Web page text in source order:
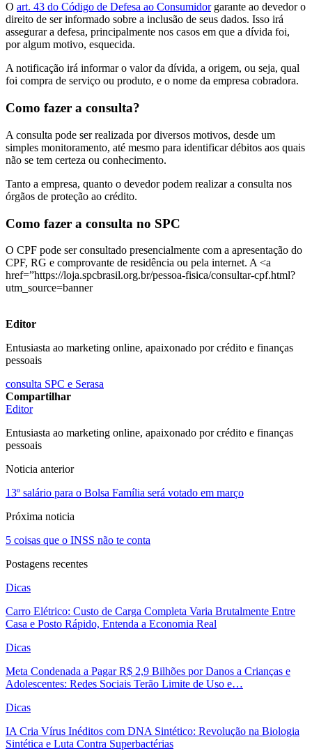
O art. 43 do Código de Defesa ao Consumidorgarante ao devedor o
direito de ser informado sobre a inclusão de seus dados. Isso irá
assegurar a defesa, principalmente nos casos em que a dívida foi,
por algum motivo, esquecida.
A notificação irá informar o valor da dívida, a origem, ou seja, qual
foi compra de serviço ou produto, e o nome da empresa cobradora.
Como fazer a consulta?
A consulta pode ser realizada por diversos motivos, desde um
simples monitoramento, até mesmo para identificar débitos aos quais
não se tem certeza ou conhecimento.
Tanto a empresa, quanto o devedor podem realizar a consulta nos
órgãos de proteção ao crédito.
Como fazer a consulta no SPC
O CPF pode ser consultado presencialmente com a apresentação do
CPF, RG e comprovante de residência ou pela internet. A <a
href=”https://loja.spcbrasil.org.br/pessoa-fisica/consultar-cpf.html?
utm_source=banner
Editor
Entusiasta ao marketing online, apaixonado por crédito e finanças
pessoais
consulta SPC e Serasa
Compartilhar
Editor
Entusiasta ao marketing online, apaixonado por crédito e finanças
pessoais
Noticia anterior
13º salário para o Bolsa Família será votado em março
Próxima noticia
5 coisas que o INSS não te conta
Postagens recentes
Dicas
Carro Elétrico: Custo de Carga Completa Varia Brutalmente Entre
Casa e Posto Rápido, Entenda a Economia Real
Dicas
Meta Condenada a Pagar R$ 2,9 Bilhões por Danos a Crianças e
Adolescentes: Redes Sociais Terão Limite de Uso e…
Dicas
IA Cria Vírus Inéditos com DNA Sintético: Revolução na Biologia
Sintética e Luta Contra Superbactérias